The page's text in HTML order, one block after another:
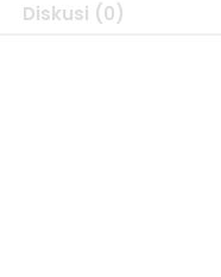
Diskusi (0)